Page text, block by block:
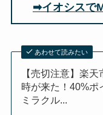
➡イオシスで
あわせて読みたい
【売切注意】楽
時が来た！40%ポ
ミラクル...